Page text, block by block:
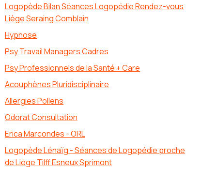
Logopède Bilan Séances Logopédie Rendez-vous
Liège Seraing Comblain
Hypnose
Psy Travail Managers Cadres
Psy Professionnels de la Santé + Care
Acouphènes Pluridisciplinaire
Allergies Pollens
Odorat Consultation
Erica Marcondes - ORL
Logopède Lénaïg - Séances de Logopédie proche
de Liège Tilff Esneux Sprimont